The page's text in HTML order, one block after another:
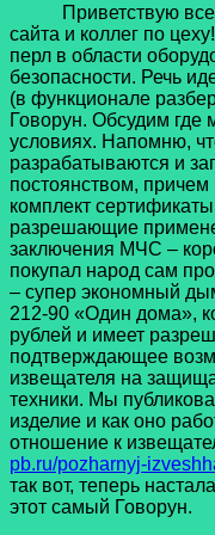
Приветствую всех
сайта и коллег по
перл в области
безопасности. Речь
(в функционале
Говорун. Обсудим где
условиях. Напомню,
разрабатываются и
постоянством,
комплект
разрешающие
заключения МЧС –
покупал народ сам
– супер экономный
212-90 «Один дома»,
рублей и имеет
подтверждающее
извещателя на
техники. Мы
изделие и как оно
отношение к
pb.ru/pozharnyj-
так вот, теперь
этот самый Говорун.